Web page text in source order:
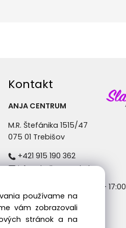
Kontakt
ANJA CENTRUM
M.R. Štefánika 1515/47
075 01 Trebišov
+421 915 190 362
info@sladkyspanok.sk
Pondelok - Piatok: 8:30 - 17:00
používame na
vám zobrazovali
stránok a na